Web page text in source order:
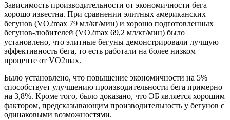
Зависимость производительности от экономичности бега
хорошо известна. При сравнении элитных американских
бегунов (VO2max 79 мл/кг/мин) и хорошо подготовленных
бегунов-любителей (VO2max 69,2 мл/кг/мин) было
установлено, что элитные бегуны демонстрировали лучшую
эффективность бега, то есть работали на более низком
проценте от VO2max.
Было установлено, что повышение экономичности на 5%
способствует улучшению производительности бега примерно
на 3,8%. Кроме того, было доказано, что ЭБ является хорошим
фактором, предсказывающим производительность у бегунов с
одинаковыми возможностями.